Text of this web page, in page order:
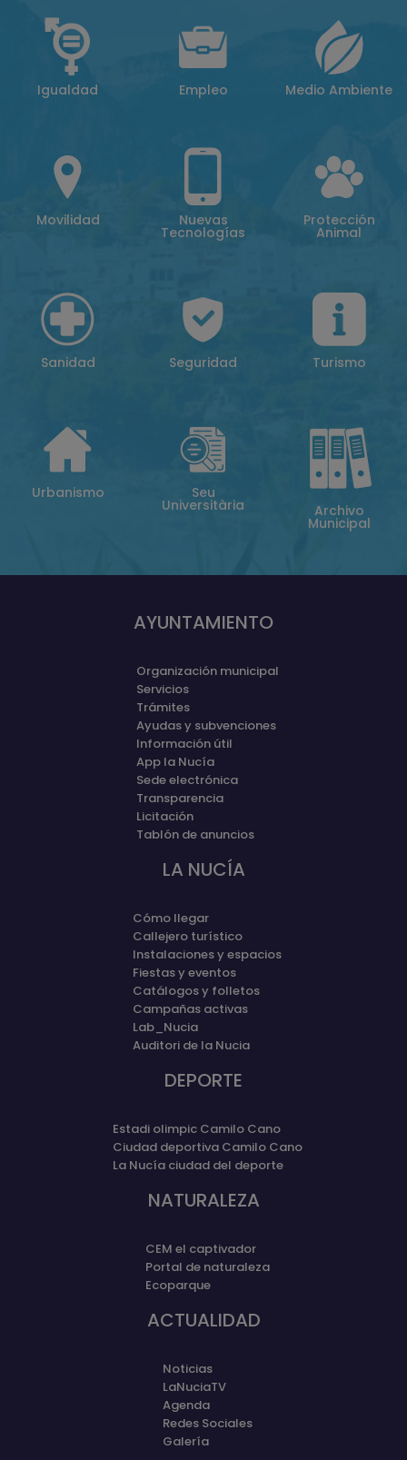
Igualdad Empleo Medio Ambiente
Movilidad Nuevas
Tecnologías
Protección
Animal
Sanidad Seguridad Turismo
Urbanismo Seu
Universitària Archivo
Municipal
AYUNTAMIENTO
Organización municipal
Servicios
Trámites
Ayudas y subvenciones
Información útil
App la Nucía
Sede electrónica
Transparencia
Licitación
Tablón de anuncios
LA NUCÍA
Cómo llegar
Callejero turístico
Instalaciones y espacios
Fiestas y eventos
Catálogos y folletos
Campañas activas
Lab_Nucia
Auditori de la Nucia
DEPORTE
Estadi olimpic Camilo Cano
Ciudad deportiva Camilo Cano
La Nucía ciudad del deporte
NATURALEZA
CEM el captivador
Portal de naturaleza
Ecoparque
ACTUALIDAD
Noticias
LaNuciaTV
Agenda
Redes Sociales
Galería